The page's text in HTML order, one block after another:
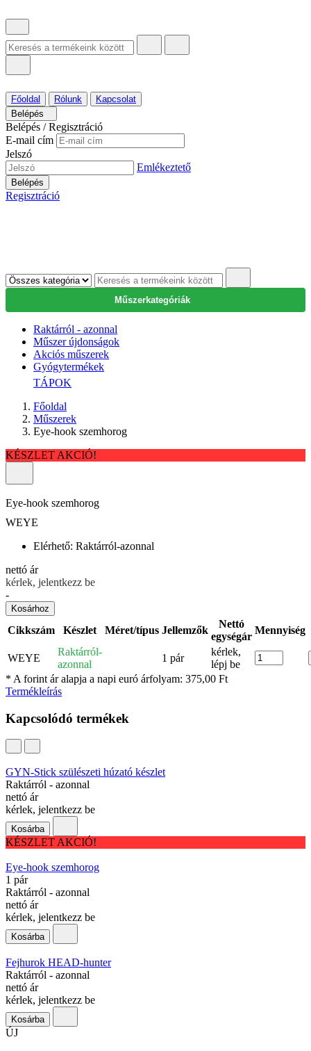
Főoldal Rólunk
Kapcsolat
Belépés
Belépés / Regisztráció
E-mail cím
Jelszó
Emlékeztető
Belépés
Regisztráció
Műszerkategóriák
Raktárról - azonnal
Műszer újdonságok
Akciós műszerek
Gyógytermékek
TÁPOK
Főoldal
Műszerek
Eye-hook szemhorog
KÉSZLET AKCIÓ!
Eye-hook szemhorog
WEYE
Elérhető: Raktárról-azonnal
nettó ár
kérlek, jelentkezz be
-
Kosárhoz
Cikkszám Készlet Méret/típus Jellemzők
Nettó
egységár
Mennyiség
WEYE
Raktárról-
azonnal
1 pár
kérlek,
lépj be
* A forint ár alapja a napi euró árfolyam: 375,00 Ft
Termékleírás
Kapcsolódó termékek
GYN-Stick szülészeti húzató készlet
Raktárról - azonnal
nettó ár
kérlek, jelentkezz be
Kosárba
KÉSZLET AKCIÓ!
Eye-hook szemhorog
1 pár
Raktárról - azonnal
nettó ár
kérlek, jelentkezz be
Kosárba
Fejhurok HEAD-hunter
Raktárról - azonnal
nettó ár
kérlek, jelentkezz be
Kosárba
ÚJ